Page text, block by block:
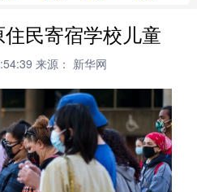
时政 人事
网评
全球连线
量子 体育
健康 军事
民寄宿学校儿童
来源： 新华网